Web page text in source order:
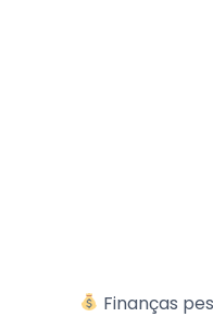
Finanças